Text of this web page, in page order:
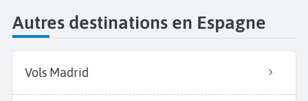
Autres destinations en Espagne
Vols Madrid